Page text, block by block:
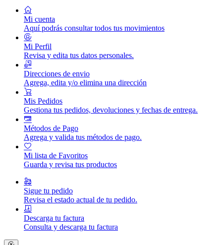
Mi cuenta
Aquí podrás consultar todos tus movimientos
Mi Perfil
Revisa y edita tus datos personales.
Direcciones de envio
Agrega, edita y/o elimina una dirección
Mis Pedidos
Gestiona tus pedidos, devoluciones y fechas de entrega.
Métodos de Pago
Agrega y valida tus métodos de pago.
Mi lista de Favoritos
Guarda y revisa tus productos
Sigue tu pedido
Revisa el estado actual de tu pedido.
Descarga tu factura
Consulta y descarga tu factura